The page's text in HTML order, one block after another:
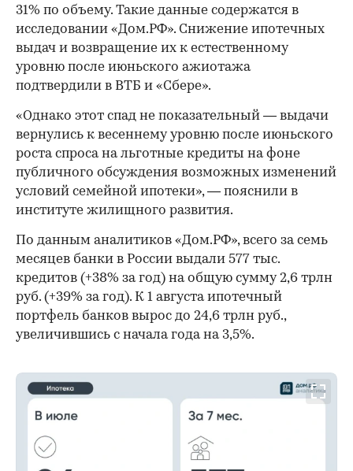
31% по объему. Такие данные содержатся в
исследовании «Дом.РФ». Снижение ипотечных
выдач и возвращение их к естественному
уровню после июньского ажиотажа
подтвердили в ВТБ и «Сбере».
«Однако этот спад не показательный — выдачи
вернулись к весеннему уровню после июньского
роста спроса на льготные кредиты на фоне
публичного обсуждения возможных изменений
условий семейной ипотеки», — пояснили в
институте жилищного развития.
По данным аналитиков «Дом.РФ», всего за семь
месяцев банки в России выдали 577 тыс.
кредитов (+38% за год) на общую сумму 2,6 трлн
руб. (+39% за год). К 1 августа ипотечный
портфель банков вырос до 24,6 трлн руб.,
увеличившись с начала года на 3,5%.